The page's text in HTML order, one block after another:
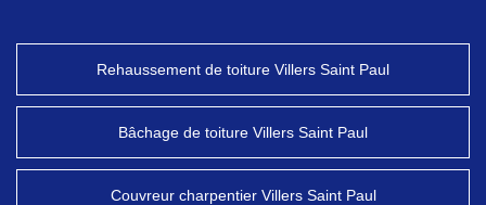
Rehaussement de toiture Villers Saint Paul
Bâchage de toiture Villers Saint Paul
Couvreur charpentier Villers Saint Paul